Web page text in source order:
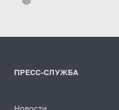
ПРЕСС-СЛУЖБА
Новости